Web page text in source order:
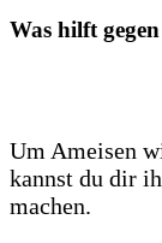
Was hilft
Um Ameisen
kannst du dir
machen.